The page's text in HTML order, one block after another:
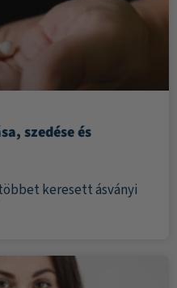
szedése és
keresett ásványi